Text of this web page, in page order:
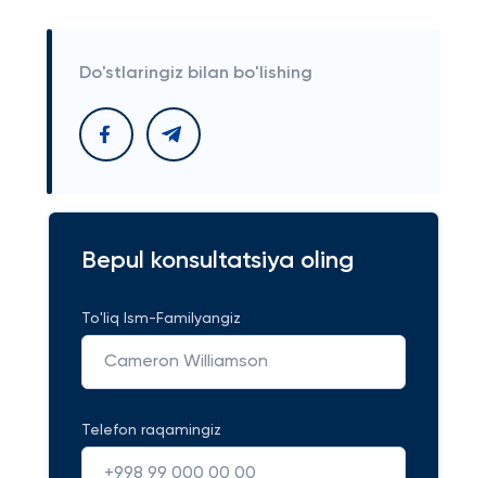
Do'stlaringiz bilan bo'lishing
Bepul konsultatsiya oling
To'liq Ism-Familyangiz
Telefon raqamingiz